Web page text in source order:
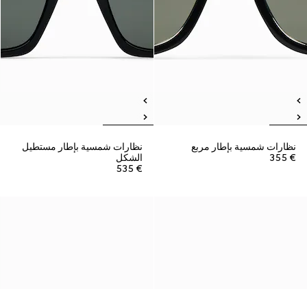
نظارات شمسية بإطار مربع
€ 355
نظارات شمسية بإطار مستطيل
الشكل
€ 535